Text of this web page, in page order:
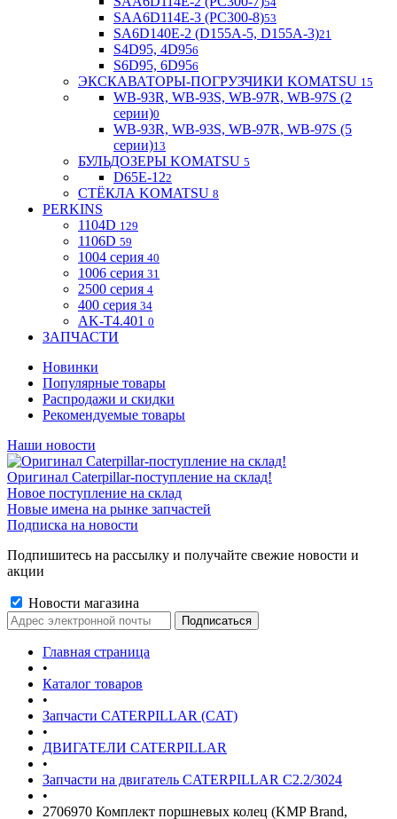
SAA6D114E-3 (PC300-8)53
SA6D140E-2 (D155A-5, D155A-3)21
S4D95, 4D956
S6D95, 6D956
ЭКСКАВАТОРЫ-ПОГРУЗЧИКИ KOMATSU 15
WB-93R, WB-93S, WB-97R, WB-97S (2
серии)0
WB-93R, WB-93S, WB-97R, WB-97S (5
серии)13
БУЛЬДОЗЕРЫ KOMATSU 5
D65E-122
СТЁКЛА KOMATSU 8
PERKINS
1104D 129
1106D 59
1004 серия 40
1006 серия 31
2500 серия 4
400 серия 34
AK-T4.401 0
ЗАПЧАСТИ
Новинки
Популярные товары
Распродажи и скидки
Рекомендуемые товары
Наши новости
Оригинал Caterpillar-поступление на склад!
Новое поступление на склад
Новые имена на рынке запчастей
Подписка на новости
Подпишитесь на рассылку и получайте свежие новости и
акции
Новости магазина
Главная страница
•
Каталог товаров
•
Запчасти CATERPILLAR (CAT)
•
ДВИГАТЕЛИ CATERPILLAR
•
Запчасти на двигатель CATERPILLAR С2.2/3024
•
2706970 Комплект поршневых колец (KMP Brand,